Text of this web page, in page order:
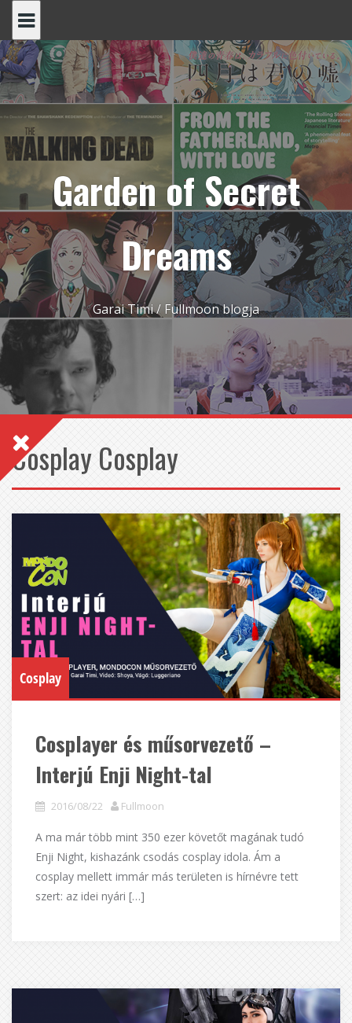
content
Garden of Secret
Dreams
Garai Timi / Fullmoon blogja
Cosplay Cosplay
Cosplay
Cosplayer és műsorvezető –
Interjú Enji Night-tal
2016/08/22 Fullmoon
A ma már több mint 350 ezer követőt magának tudó
Enji Night, kishazánk csodás cosplay idola. Ám a
cosplay mellett immár más területen is hírnévre tett
szert: az idei nyári […]